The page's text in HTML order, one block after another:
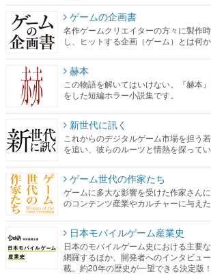
ゲームの企画書
名作ゲームクリエイターの方々に製作
し、ヒットする企画（ゲーム）とは何
赫本
この物語を解いてはいけない。『赫本
をした短編ホラー小説集です。
新世代に訊く
これからのデジタルゲーム市場を担う
を追い、彼らのルーツと情熱を探ってい
ゲーム世代の作家たち
ゲームに多大な影響を受けた作家さん
のコンテンツ産業やカルチャーに与えた
日本モバイルゲーム産業史
日本のモバイルゲーム史における主要
網羅するほか、開発者へのインタビュ
載。約20年の歴史が一望できる決定版！